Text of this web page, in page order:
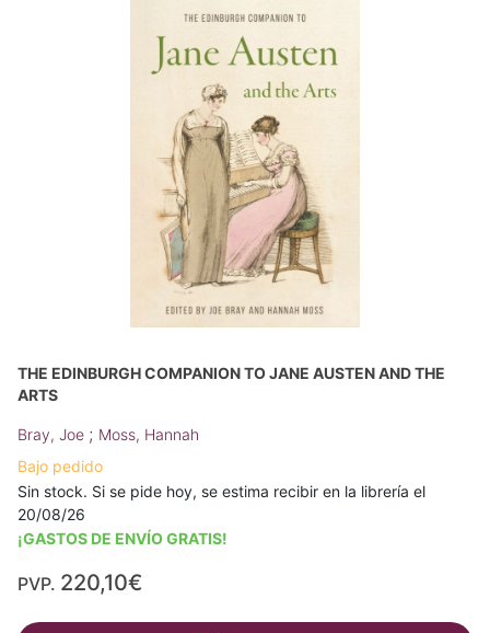
THE EDINBURGH COMPANION TO JANE AUSTEN AND THE
ARTS
Bray, Joe ; Moss, Hannah
Bajo pedido
Sin stock. Si se pide hoy, se estima recibir en la librería el
20/08/26
¡GASTOS DE ENVÍO GRATIS!
PVP. 220,10€